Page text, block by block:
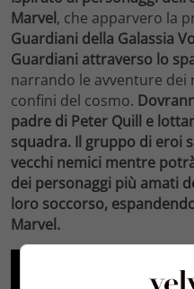
Marvel, che apparvero la
Guardiani della Galassia
Guardiani attraverso lo
narrando le avventure
confini del cosmo.
padre di Peter Quill e
squadra. Il gruppo di eroi
vecchi nemici mentre
dei personaggi più amati
loro soccorso,
Marvel.